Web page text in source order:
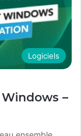
Logiciels
–